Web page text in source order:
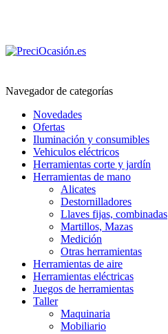
Navegador de categorías
Novedades
Ofertas
Iluminación y consumibles
Vehiculos eléctricos
Herramientas corte y jardín
Herramientas de mano
Alicates
Destornilladores
Llaves fijas, combinadas
Martillos, Mazas
Medición
Otras herramientas
Herramientas de aire
Herramientas eléctricas
Juegos de herramientas
Taller
Maquinaria
Mobiliario